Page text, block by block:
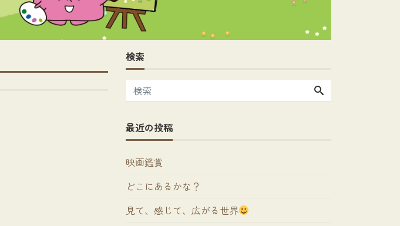
検索
最近の投稿
映画鑑賞
どこにあるかな？
見て、感じて、広がる世界